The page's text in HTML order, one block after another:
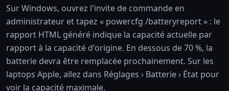
Sur Windows, ouvrez l'invite de commande en
administrateur et tapez « powercfg /batteryreport » : le
rapport HTML généré indique la capacité actuelle par
rapport à la capacité d'origine. En dessous de 70 %, la
batterie devra être remplacée prochainement. Sur les
laptops Apple, allez dans Réglages › Batterie › État pour
voir la capacité maximale.